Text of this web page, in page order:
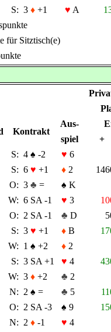
S: 3 ♦ +1 ♥ A
für Sitztisch(e)
Kontrakt
Aus-
spiel
+
S: 4 ♠ -2 ♥ 6
S: 6 ♥ +1 ♦ 2
O: 3 ♣ = ♠ K
W: 6 SA -1 ♥ 3
O: 2 SA -1 ♣ D
S: 3 ♥ +1 ♦ B
W: 1 ♠ +2 ♦ 2
S: 3 SA +1 ♥ 4
W: 3 ♦ +2 ♣ 2
N: 2 ♠ = ♣ 5
O: 2 SA -3 ♠ 9
N: 2 ♦ -1 ♥ 4